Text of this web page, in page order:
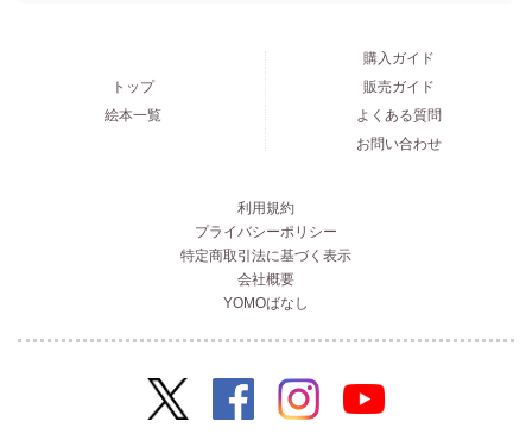
トップ
絵本一覧
購入ガイド
販売ガイド
よくある質問
お問い合わせ
利用規約
プライバシーポリシー
特定商取引法に基づく表示
会社概要
YOMOばなし